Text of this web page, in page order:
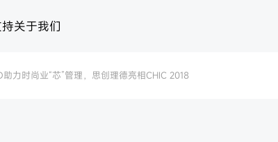
关于我们
助力时尚业“芯”管理，思创理德亮相CHIC 2018